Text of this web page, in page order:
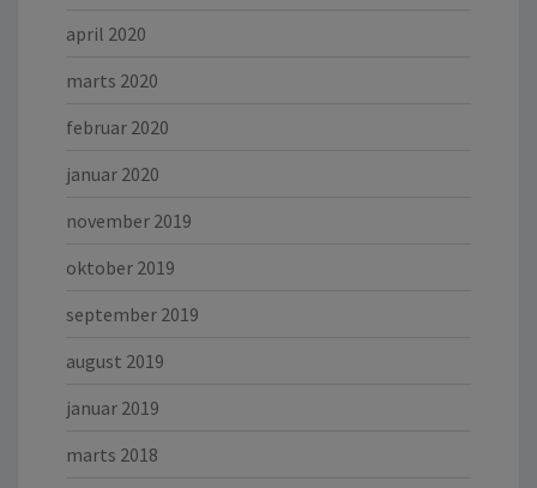
april 2020
marts 2020
februar 2020
januar 2020
november 2019
oktober 2019
september 2019
august 2019
januar 2019
marts 2018